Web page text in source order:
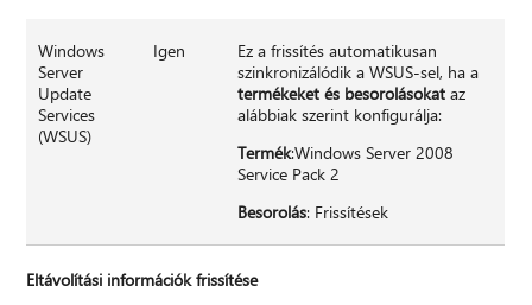
Windows
Server
Update
Services
(WSUS)
Igen
Ez a frissítés automatikusan
szinkronizálódik a WSUS-sel, ha a
termékeket és besorolásokat az
alábbiak szerint konfigurálja:
Termék:Windows Server 2008
Service Pack 2
Besorolás: Frissítések
Eltávolítási információk frissítése